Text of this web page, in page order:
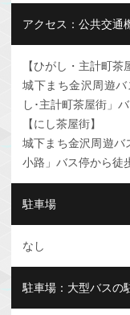
アクセス：公共交通
【ひがし・主計町茶
城下まち金沢周遊
し･主計町茶屋街」
【にし茶屋街】
城下まち金沢周遊バ
小路」バス停から徒
駐車場
なし
駐車場：大型バスの